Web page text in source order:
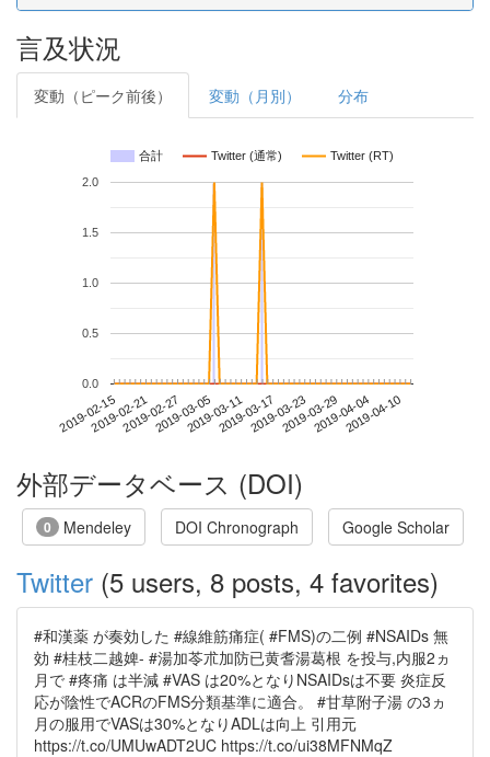
言及状況
変動（ピーク前後） 変動（月別） 分布
合計 Twitter (通常) Twitter (RT)
2019-02-152019-02-212019-02-272019-03-052019-03-112019-03-172019-03-232019-03-292019-04-042019-04-10
0.0
0.5
1.0
1.5
2.0
外部データベース (DOI)
0 Mendeley DOI Chronograph Google Scholar
Twitter (5 users, 8 posts, 4 favorites)
#和漢薬 が奏効した #線維筋痛症( #FMS)の二例 #NSAIDs 無
効 #桂枝二越婢- #湯加苓朮加防已黄耆湯葛根 を投与,内服2ヵ
月で #疼痛 は半減 #VAS は20%となりNSAIDsは不要 炎症反
応が陰性でACRのFMS分類基準に適合。 #甘草附子湯 の3ヵ
月の服用でVASは30%となりADLは向上 引用元
https://t.co/UMUwADT2UC https://t.co/ui38MFNMqZ